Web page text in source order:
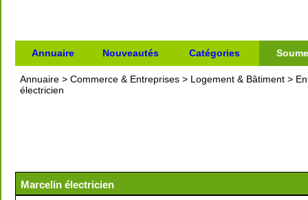
Annuaire Nouveautés Catégories
Annuaire > Commerce & Entreprises > Logement & Bâtiment >
électricien
Marcelin électricien